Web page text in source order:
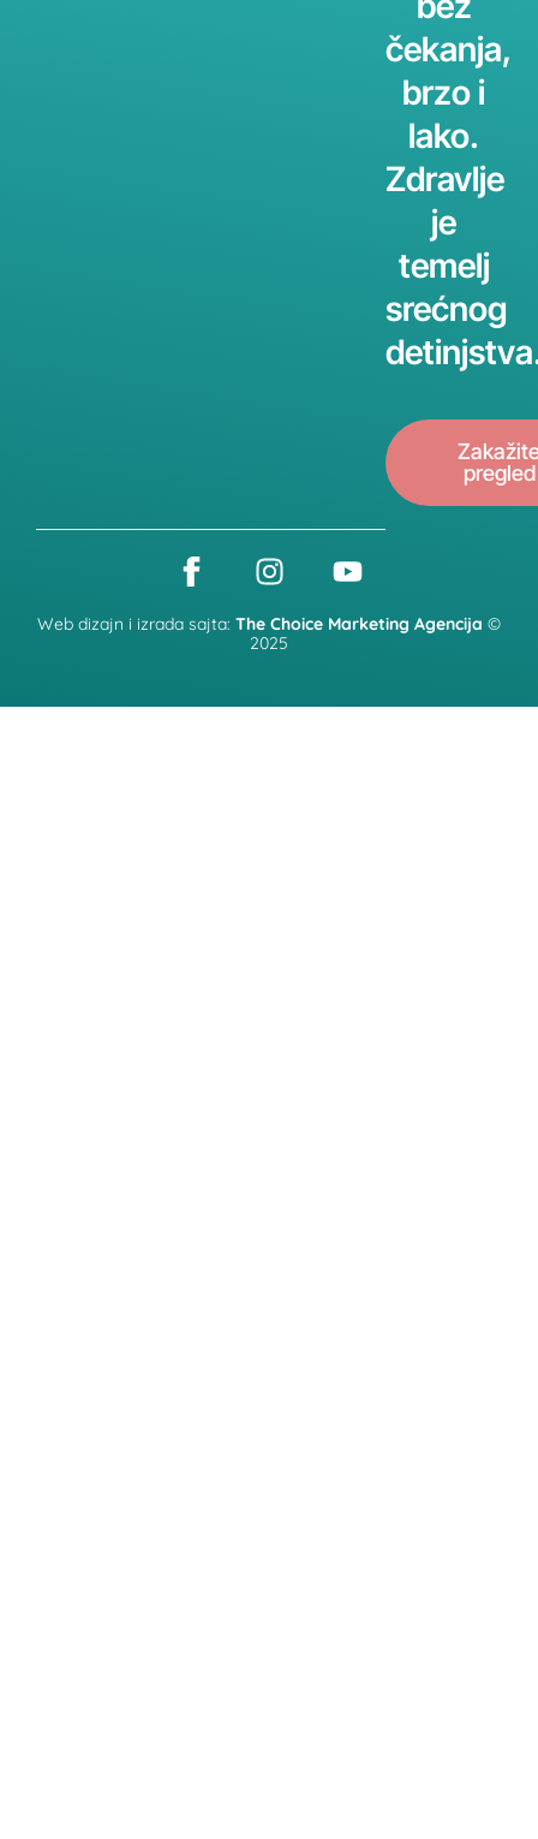
čekanja,
brzo i
lako.
Zdravlje
je
temelj
srećnog
pregled
Web dizajn i izrada sajta: The Choice Marketing Agencija ©
2025